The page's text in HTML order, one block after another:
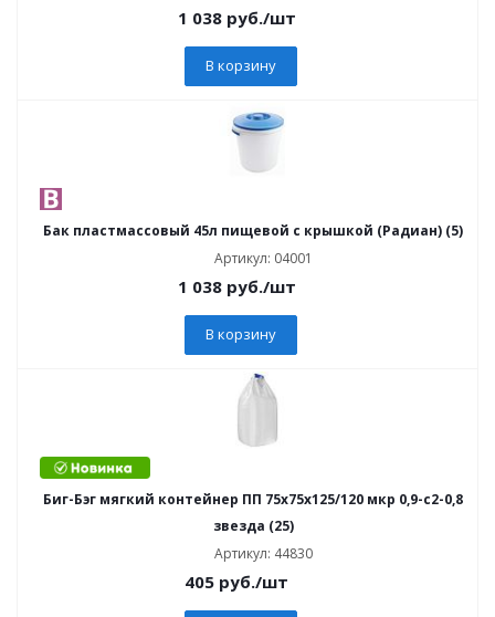
1 038руб./шт
В корзину
Бак пластмассовый 45л пищевой с крышкой (Радиан) (5)
Артикул: 04001
1 038руб./шт
В корзину
Биг-Бэг мягкий контейнер ПП 75х75х125/120 мкр 0,9-с2-0,8
звезда (25)
Артикул: 44830
405 руб./шт